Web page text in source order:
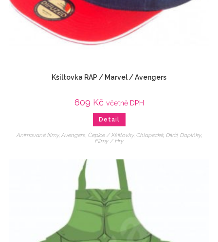
Kšiltovka RAP / Marvel / Avengers
609 Kč včetně DPH
Detail
Animované filmy, Avengers Čepice / Kšiltovky, Chlapecké, Dívčí, Doplňky,
Filmy / Hry